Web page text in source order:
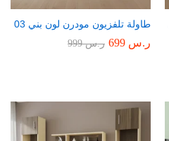
طاولة تلفزيون مودرن لون بني 03
ر.س ر.س999